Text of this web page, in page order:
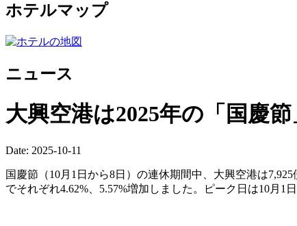
ホテルマップ
ニュース
大興空港は2025年の「国慶
Date: 2025-10-11
国慶節（10月1日から8日）の連休期間中、大興空港は
でそれぞれ4.62%、5.57%増加しました。ピーク日は10月1